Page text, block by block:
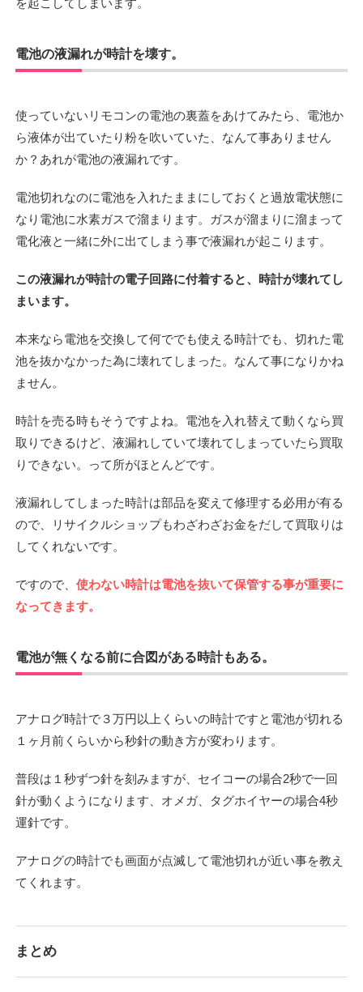
電池の液漏れが時計を壊す。
使っていないリモコンの電池の裏蓋をあけてみたら、電池か
ら液体が出ていたり粉を吹いていた、なんて事ありません
か？あれが電池の液漏れです。
電池切れなのに電池を入れたままにしておくと過放電状態に
なり電池に水素ガスで溜まります。ガスが溜まりに溜まって
電化液と一緒に外に出てしまう事で液漏れが起こります。
この液漏れが時計の電子回路に付着すると、時計が壊れてし
まいます。
本来なら電池を交換して何ででも使える時計でも、切れた電
池を抜かなかった為に壊れてしまった。なんて事になりかね
ません。
時計を売る時もそうですよね。電池を入れ替えて動くなら買
取りできるけど、液漏れしていて壊れてしまっていたら買取
りできない。って所がほとんどです。
液漏れしてしまった時計は部品を変えて修理する必用が有る
ので、リサイクルショップもわざわざお金をだして買取りは
してくれないです。
ですので、 使わない時計は電池を抜いて保管する事が重要に
なってきます。
電池が無くなる前に合図がある時計もある。
アナログ時計で３万円以上くらいの時計ですと電池が切れる
１ヶ月前くらいから秒針の動き方が変わります。
普段は１秒ずつ針を刻みますが、セイコーの場合2秒で一回
針が動くようになります、オメガ、タグホイヤーの場合4秒
運針です。
アナログの時計でも画面が点滅して電池切れが近い事を教え
てくれます。
まとめ